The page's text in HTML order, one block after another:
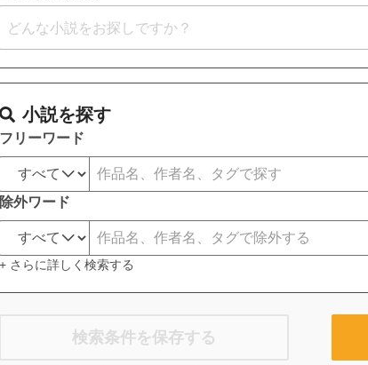
小説を探す
フリーワード
除外ワード
+ さらに詳しく検索する
検索条件を保存する